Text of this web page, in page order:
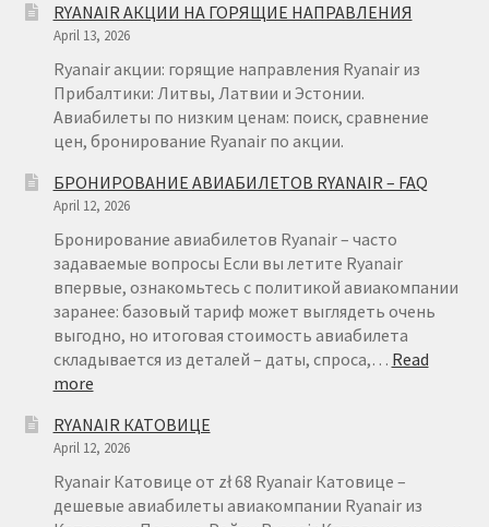
RYANAIR АКЦИИ НА ГОРЯЩИЕ НАПРАВЛЕНИЯ
April 13, 2026
Ryanair акции: горящие направления Ryanair из
Прибалтики: Литвы, Латвии и Эстонии.
Авиабилеты по низким ценам: поиск, сравнение
цен, бронирование Ryanair по акции.
БРОНИРОВАНИЕ АВИАБИЛЕТОВ RYANAIR – FAQ
April 12, 2026
Бронирование авиабилетов Ryanair – часто
задаваемые вопросы Если вы летите Ryanair
впервые, ознакомьтесь с политикой авиакомпании
заранее: базовый тариф может выглядеть очень
выгодно, но итоговая стоимость авиабилета
складывается из деталей – даты, спроса,… Read
more:
АВИАБИЛЕТОВ
RYANAIR
–
FAQ
RYANAIR КАТОВИЦЕ
April 12, 2026
Ryanair Катовице от zł 68 Ryanair Катовице –
дешевые авиабилеты авиакомпании Ryanair из